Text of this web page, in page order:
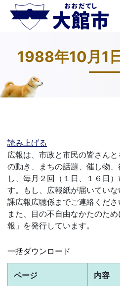
1988年10月1
読み上げる
広報は、市政と市民の皆さん
の動き、まちの話題、催し物
し、毎月２回（１日、１６日
す。もし、広報紙が届いてい
課広報広聴係までご連絡くださ
また、目の不自由なかたのた
報」を発行しています。
一括ダウンロード
ページ 内容